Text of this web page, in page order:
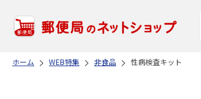
ホーム WEB特集 非食品 性病検査キット